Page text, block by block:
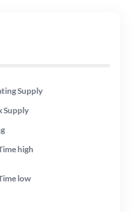
Supply
Supply
high
low